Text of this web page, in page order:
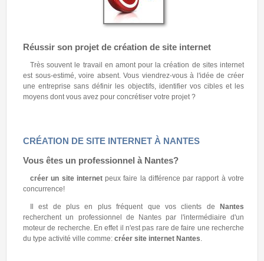
Réussir son projet de création de site internet
Très souvent le travail en amont pour la création de sites internet
est sous-estimé, voire absent. Vous viendrez-vous à l'idée de créer
une entreprise sans définir les objectifs, identifier vos cibles et les
moyens dont vous avez pour concrétiser votre projet ?
CRÉATION DE SITE INTERNET À NANTES
Vous êtes un professionnel à Nantes?
créer un site internetpeux faire la différence par rapport à votre
concurrence!
Il est de plus en plus fréquent que vos clients de
Nantes
recherchent un professionnel de Nantes par l'intermédiaire d'un
moteur de recherche. En effet il n'est pas rare de faire une recherche
du type activité ville comme: créer site internet Nantes.